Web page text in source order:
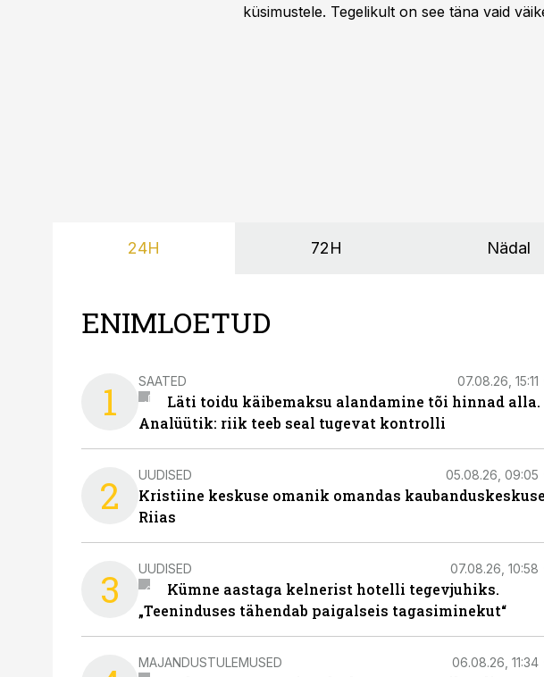
küsimustele. Tegelikult on see täna vaid
24H 72H Nädal
ENIMLOETUD
1 SAATED 07.08.26, 15:11
Läti toidu käibemaksu alandamine tõi hinnad alla.
Analüütik: riik teeb seal tugevat kontrolli
2 UUDISED 05.08.26, 09:05
Kristiine keskuse omanik omandas kaubanduskeskuse
Riias
3 UUDISED 07.08.26, 10:58
Kümne aastaga kelnerist hotelli tegevjuhiks.
„Teeninduses tähendab paigalseis tagasiminekut“
MAJANDUSTULEMUSED 06.08.26, 11:34